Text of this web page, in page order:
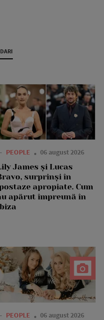
PEOPLE 06 august 2026
James și Lucas
surprinși în
apropiate. Cum
apărut împreună în
PEOPLE 06 august 2026